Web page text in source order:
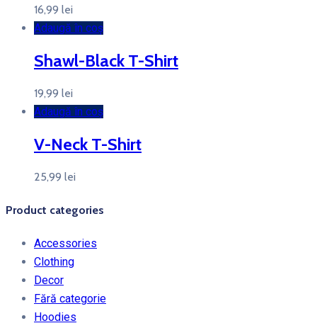
16,99 lei
Adaugă în coș
Shawl-Black T-Shirt
19,99 lei
Adaugă în coș
V-Neck T-Shirt
25,99 lei
Product categories
Accessories
Clothing
Decor
Fără categorie
Hoodies